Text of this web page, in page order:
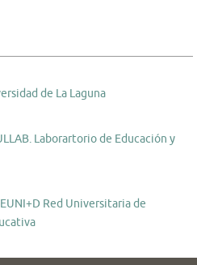
de La Laguna
Laborartorio de Educación y
Red Universitaria de